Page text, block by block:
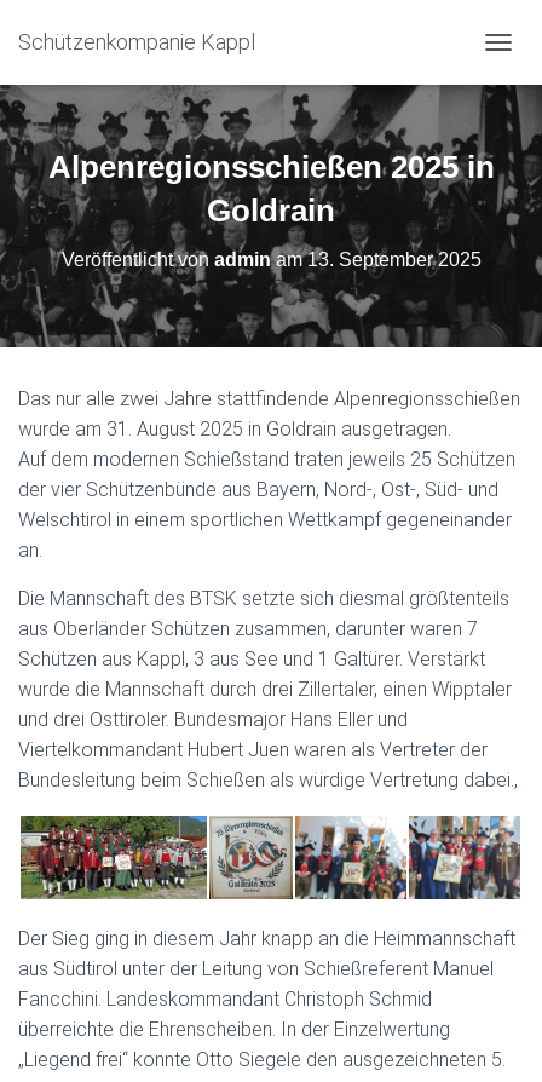
Schützenkompanie Kappl
A
V
A
T
S
A
T
Alpenregionsschießen 2025 in
Goldrain
Veröffentlicht von adminam13. September 2025
Das nur alle zwei Jahre stattfindende Alpenregionsschießen
wurde am 31. August 2025 in Goldrain ausgetragen.
Auf dem modernen Schießstand traten jeweils 25 Schützen
der vier Schützenbünde aus Bayern, Nord-, Ost-, Süd- und
Welschtirol in einem sportlichen Wettkampf gegeneinander
an.
Die Mannschaft des BTSK setzte sich diesmal größtenteils
aus Oberländer Schützen zusammen, darunter waren 7
Schützen aus Kappl, 3 aus See und 1 Galtürer. Verstärkt
wurde die Mannschaft durch drei Zillertaler, einen Wipptaler
und drei Osttiroler. Bundesmajor Hans Eller und
Viertelkommandant Hubert Juen waren als Vertreter der
Bundesleitung beim Schießen als würdige Vertretung dabei.,
Der Sieg ging in diesem Jahr knapp an die Heimmannschaft
aus Südtirol unter der Leitung von Schießreferent Manuel
Fancchini. Landeskommandant Christoph Schmid
überreichte die Ehrenscheiben. In der Einzelwertung
„Liegend frei“ konnte Otto Siegele den ausgezeichneten 5.